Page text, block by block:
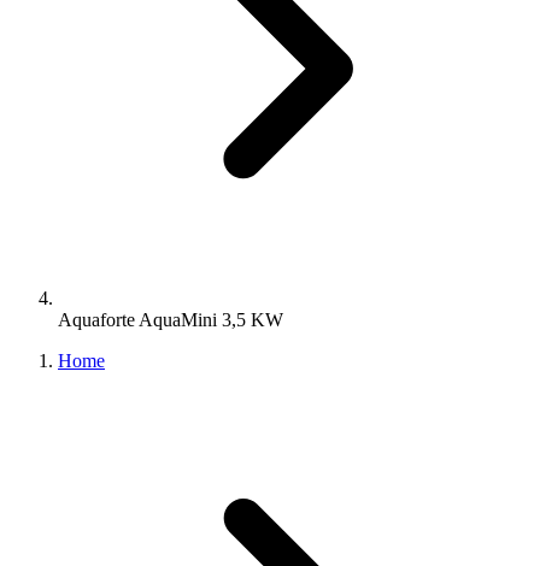
Aquaforte AquaMini 3,5 KW
Home